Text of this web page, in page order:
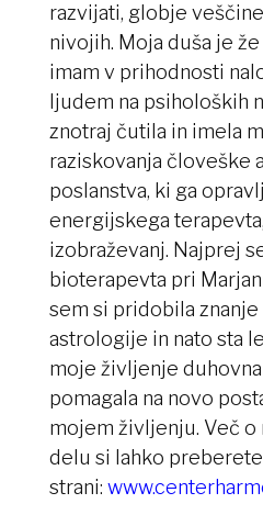
razvijati, globje
nivojih. Moja duša je
imam v prihodnosti
ljudem na psiholoških
znotraj čutila in imela
raziskovanja človeške
poslanstva, ki ga
energijskega
izobraževanj. Najprej
bioterapevta pri
sem si pridobila znanje
astrologije in nato sta
moje življenje
pomagala na novo
mojem življenju. Več o
delu si lahko
strani: